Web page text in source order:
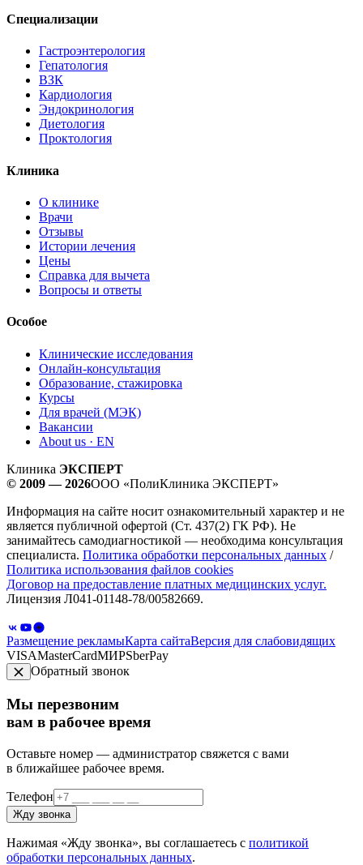
Специализации
Гастроэнтерология
Гепатология
ВЗК
Кардиология
Эндокринология
Диетология
Проктология
Клиника
О клинике
Врачи
Отзывы
Истории лечения
Цены
Справка для вычета
Вопросы и ответы
Особое
Клинические исследования
Онлайн-консультация
Образование, стажировка
Курсы
Для врачей (МЭК)
Вакансии
About us · EN
Клиника ЭКСПЕРТ
© 2009 — 2026ООО «ПолиКлиника ЭКСПЕРТ»
Информация на сайте носит ознакомительный характер и не
является публичной офертой (Ст. 437(2) ГК РФ). Не
занимайтесь самодиагностикой — необходима консультация
специалиста. Политика обработки персональных данных /
Политика использования файлов cookies
Договор на предоставление платных медицинских услуг.
Лицензия Л041-01148-78/00582669.
Размещение рекламыКарта сайтаВерсия для слабовидящих
VISAMasterCardМИРSberPay
Обратный звонок
Мы перезвоним
вам в рабочее время
Оставьте номер — администратор свяжется с вами
в ближайшее рабочее время.
Телефон
Жду звонка
Нажимая «Жду звонка», вы соглашаетесь с политикой
обработки персональных данных.